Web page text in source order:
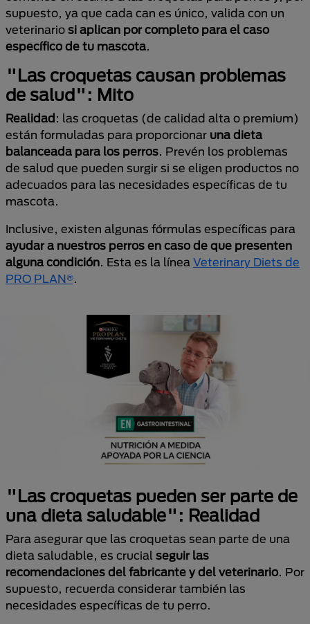
supuesto, ya que cada can es único, valida con un
veterinario si aplican por completo para el caso
específico de tu mascota.
"Las croquetas causan problemas
de salud": Mito
Realidad: las croquetas (de calidad alta o premium)
están formuladas para proporcionar una dieta
balanceada para los perros. Prevén los problemas
de salud que pueden surgir si se eligen productos no
adecuados para las necesidades específicas de tu
mascota.
Inclusive, existen algunas fórmulas específicas para
ayudar a nuestros perros en caso de que presenten
alguna condición. Esta es la línea Veterinary Diets de
PRO PLAN®.
"Las croquetas pueden ser parte de
una dieta saludable": Realidad
Para asegurar que las croquetas sean parte de una
dieta saludable, es crucial seguir las
recomendaciones del fabricante y del veterinario. Por
supuesto, recuerda considerar también las
necesidades específicas de tu perro.